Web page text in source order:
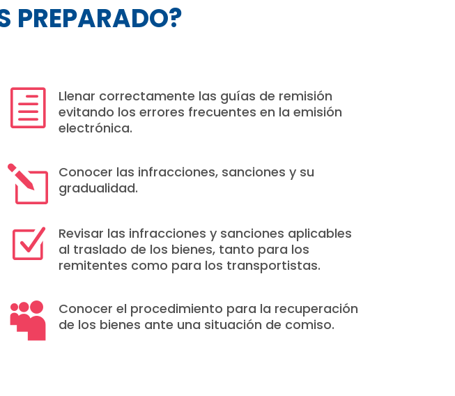
PREPARADO?
h
Llenar correctamente las guías de remisión
evitando los errores frecuentes en la emisión
electrónica.
l
Conocer las infracciones, sanciones y su
gradualidad.
Z
Revisar las infracciones y sanciones aplicables
al traslado de los bienes, tanto para los
remitentes como para los transportistas.

Conocer el procedimiento para la recuperación
de los bienes ante una situación de comiso.